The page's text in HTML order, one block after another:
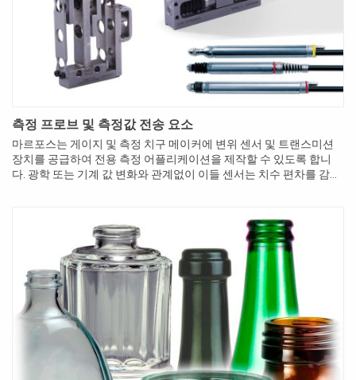
측정 프로브 및 측정값 전송 요소
마르포스는 게이지 및 측정 치구 메이커에 변위 센서 및 트랜스미션
장치를 공급하여 전용 측정 어플리케이션을 제작할 수 있도록 합니
다. 광학 또는 기계 값 변화와 관계없이 이들 센서는 치수 편차를 감지